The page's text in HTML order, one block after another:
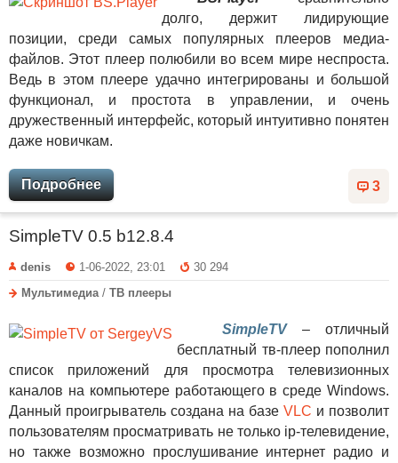
долго, держит лидирующие
позиции, среди самых популярных плееров медиа-
файлов. Этот плеер полюбили во всем мире неспроста.
Ведь в этом плеере удачно интегрированы и большой
функционал, и простота в управлении, и очень
дружественный интерфейс, который интуитивно понятен
даже новичкам.
3
Подробнее
SimpleTV 0.5 b12.8.4
denis 1-06-2022, 23:01
30 294
Мультимедиа / ТВ плееры
SimpleTV– отличный
бесплатный тв-плеер пополнил
список приложений для просмотра телевизионных
каналов на компьютере работающего в среде Windows.
Данный проигрыватель создана на базе VLC и позволит
пользователям просматривать не только ip-телевидение,
но также возможно прослушивание интернет радио и